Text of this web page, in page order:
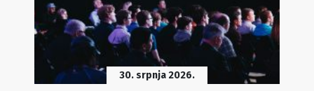
30. srpnja 2026.